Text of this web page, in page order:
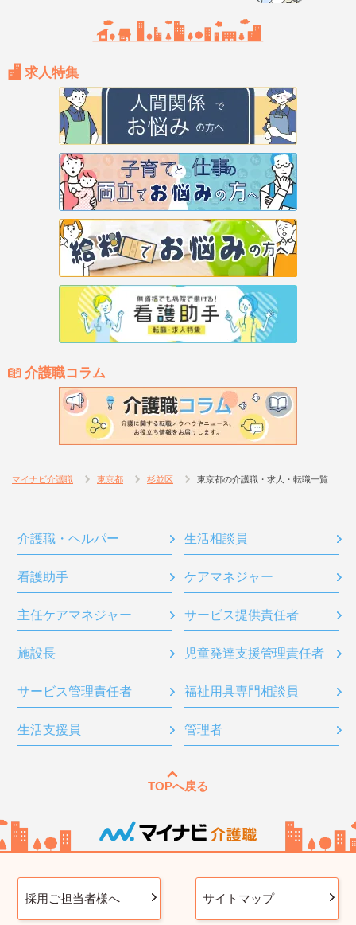
求人特集
介護職コラム
マイナビ介護職 東京都 杉並区 東京都の介護職・求人・転職一覧
介護職・ヘルパー 生活相談員
看護助手 ケアマネジャー
主任ケアマネジャー サービス提供責任者
施設長 児童発達支援管理責任者
サービス管理責任者 福祉用具専門相談員
生活支援員 管理者
TOPへ戻る
採用ご担当者様へ サイトマップ